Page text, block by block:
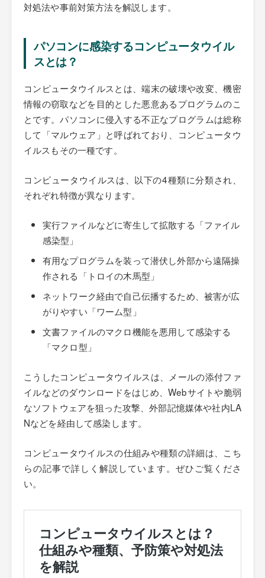
対処法や事前対策方法を解説します。
パソコンに感染するコンピュータウイル
スとは？
コンピュータウイルスとは、端末の破壊や改変、機密
情報の窃取などを目的とした悪意あるプログラムのこ
とです。パソコンに侵入する不正なプログラムは総称
して「マルウェア」と呼ばれており、コンピュータウ
イルスもその一種です。
コンピュータウイルスは、以下の4種類に分類され、
それぞれ特徴が異なります。
実行ファイルなどに寄生して拡散する「ファイル
感染型」
有用なプログラムを装って潜伏し外部から遠隔操
作される「トロイの木馬型」
ネットワーク経由で自己伝播するため、被害が広
がりやすい「ワーム型」
文書ファイルのマクロ機能を悪用して感染する
「マクロ型」
こうしたコンピュータウイルスは、メールの添付ファ
イルなどのダウンロードをはじめ、Webサイトや脆弱
なソフトウェアを狙った攻撃、外部記憶媒体や社内LA
Nなどを経由して感染します。
コンピュータウイルスの仕組みや種類の詳細は、こち
らの記事で詳しく解説しています。ぜひご覧くださ
い。